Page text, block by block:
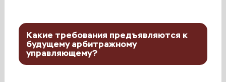
Какие требования предъявляются к
будущему арбитражному
управляющему?